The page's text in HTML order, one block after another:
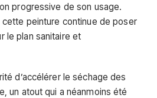
progressive de son usage.
cette peinture continue de poser
le plan sanitaire et
d’accélérer le séchage des
un atout qui a néanmoins été